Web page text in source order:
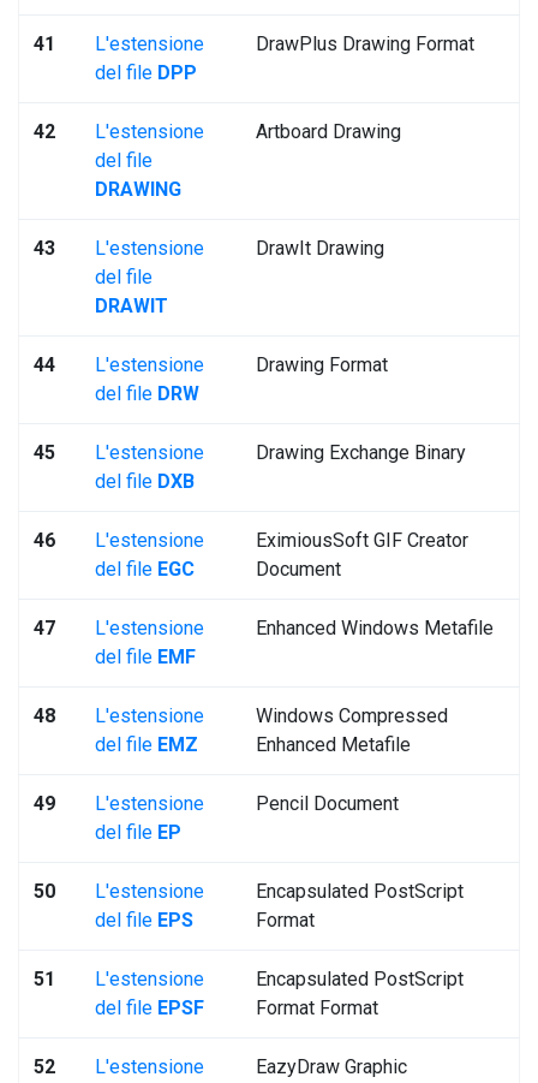
41
L'estensione
del file DPP
DrawPlus Drawing Format
42
L'estensione
del file
DRAWING
Artboard Drawing
43
L'estensione
del file
DRAWIT
DrawIt Drawing
44
L'estensione
del file DRW
Drawing Format
45
L'estensione
del file DXB
Drawing Exchange Binary
46
L'estensione
del file EGC
EximiousSoft GIF Creator
Document
47
L'estensione
del file EMF
Enhanced Windows Metafile
48
L'estensione
del file EMZ
Windows Compressed
Enhanced Metafile
49
L'estensione
del file EP
Pencil Document
50
L'estensione
del file EPS
Encapsulated PostScript
Format
51
L'estensione
del file EPSF
Encapsulated PostScript
Format Format
52
L'estensione
EazyDraw Graphic